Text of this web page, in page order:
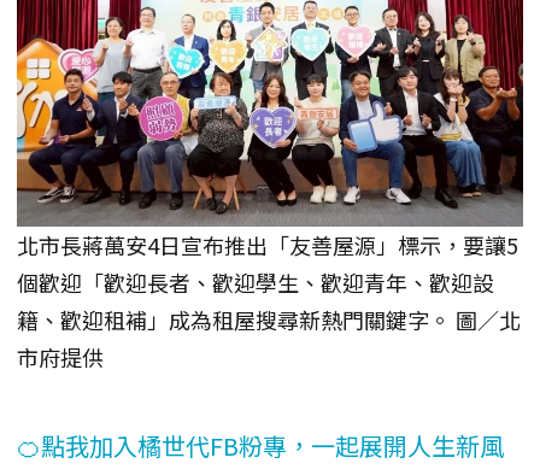
北市長蔣萬安4日宣布推出「友善屋源」標示，要讓5
個歡迎「歡迎長者、歡迎學生、歡迎青年、歡迎設
籍、歡迎租補」成為租屋搜尋新熱門關鍵字。 圖／北
市府提供
🍊點我加入橘世代FB粉專，一起展開人生新風